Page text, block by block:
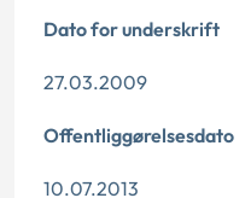
Dato for underskrift
27.03.2009
Offentliggørelsesdato
10.07.2013